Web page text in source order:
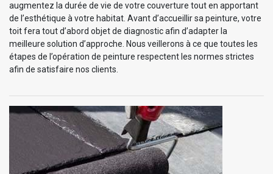
augmentez la durée de vie de votre couverture tout en apportant
de l’esthétique à votre habitat. Avant d’accueillir sa peinture, votre
toit fera tout d’abord objet de diagnostic afin d’adapter la
meilleure solution d’approche. Nous veillerons à ce que toutes les
étapes de l’opération de peinture respectent les normes strictes
afin de satisfaire nos clients.